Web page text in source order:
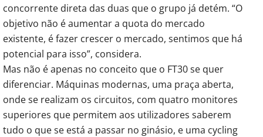
concorrente direta das duas que o grupo já detém. “O
objetivo não é aumentar a quota do mercado
existente, é fazer crescer o mercado, sentimos que há
potencial para isso”, considera.
Mas não é apenas no conceito que o FT30 se quer
diferenciar. Máquinas modernas, uma praça aberta,
onde se realizam os circuitos, com quatro monitores
superiores que permitem aos utilizadores saberem
tudo o que se está a passar no ginásio, e uma cycling